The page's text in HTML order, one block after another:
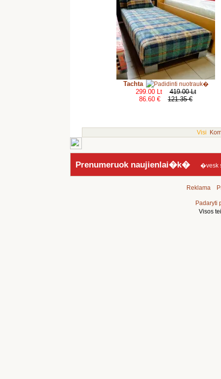
Tachta
299.00 Lt
419.00 Lt
86.60 €
121.35 €
Visi
Prenumeruok naujienlai�k��vesk
Reklama
Padaryti
Visos